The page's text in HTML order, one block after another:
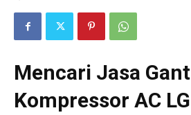
Mencari Jasa
Kompressor AC